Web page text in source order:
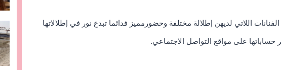
اللاتي لديهن إطلالة مختلفة وحضورمميز فدائما تبدع نور في إطلالاتها
حساباتها على مواقع التواصل الاجتماعي.